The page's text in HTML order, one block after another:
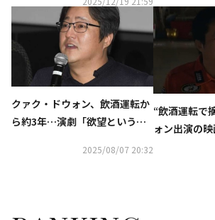
クァク・ドウォン、飲酒運転か
ら約3年…演劇「欲望という名
2025/08/07 20:32
“飲酒運転で
ォン出演の
年、闘いの